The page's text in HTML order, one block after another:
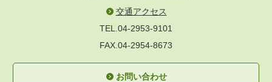
交通アクセス
TEL.04-2953-9101
FAX.04-2954-8673
お問い合わせ